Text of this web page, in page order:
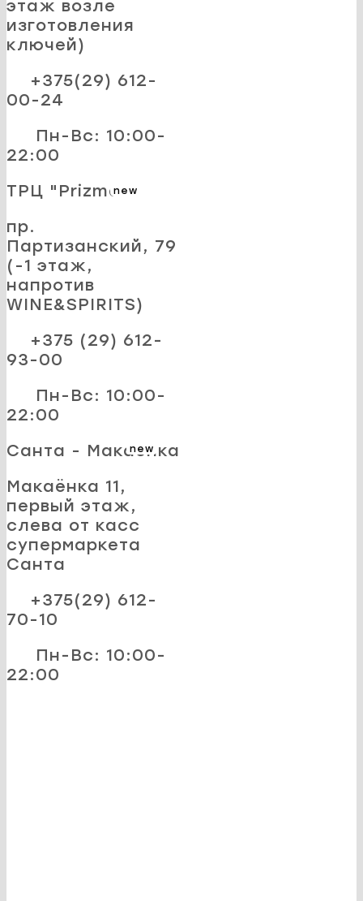
этаж возле
изготовления
ключей)
+375(29) 612-
00-24
Пн-Вс: 10:00-
22:00
new
ТРЦ "Prizma"
пр.
Партизанский, 79
(-1 этаж,
напротив
WINE&SPIRITS)
+375 (29) 612-
93-00
Пн-Вс: 10:00-
22:00
new
Санта - Макаёнка
Макаёнка 11,
первый этаж,
слева от касс
супермаркета
Санта
+375(29) 612-
70-10
Пн-Вс: 10:00-
22:00